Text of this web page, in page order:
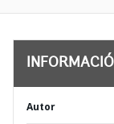
Autor